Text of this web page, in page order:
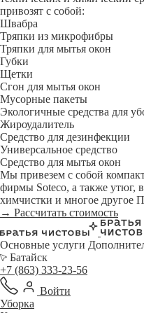
привозят с собой:
Швабра
Тряпки из микрофибры
Тряпки для мытья окон
Губки
Щетки
Сгон для мытья окон
Мусорные пакеты
Экологичные средства для
Жироудалитель
Средство для дезинфекции
Универсальное средство
Средство для мытья окон
Мы привезем с собой
фирмы Soteco, а также утюг,
химчистки и многое
→ Рассчитать стоимость
Основные услуги
Батайск
+7 (863) 333-23-56
Войти
Уборка